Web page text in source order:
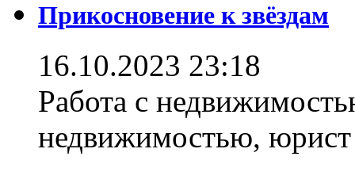
Прикосновение к звёздам
16.10.2023 23:18
Работа с
недвижимостью,